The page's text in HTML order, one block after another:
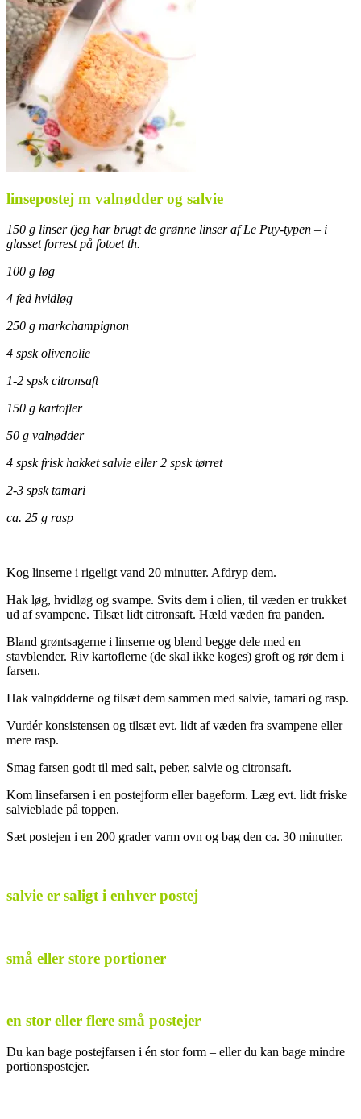
linsepostej m valnødder og salvie
150 g linser (jeg har brugt de grønne linser af Le Puy-typen – i
glasset forrest på fotoet th.
100 g løg
4 fed hvidløg
250 g markchampignon
4 spsk olivenolie
1-2 spsk citronsaft
150 g kartofler
50 g valnødder
4 spsk frisk hakket salvie eller 2 spsk tørret
2-3 spsk tamari
ca. 25 g rasp
Kog linserne i rigeligt vand 20 minutter. Afdryp dem.
Hak løg, hvidløg og svampe. Svits dem i olien, til væden er trukket
ud af svampene. Tilsæt lidt citronsaft. Hæld væden fra panden.
Bland grøntsagerne i linserne og blend begge dele med en
stavblender. Riv kartoflerne (de skal ikke koges) groft og rør dem i
farsen.
Hak valnødderne og tilsæt dem sammen med salvie, tamari og rasp.
Vurdér konsistensen og tilsæt evt. lidt af væden fra svampene eller
mere rasp.
Smag farsen godt til med salt, peber, salvie og citronsaft.
Kom linsefarsen i en postejform eller bageform. Læg evt. lidt friske
salvieblade på toppen.
Sæt postejen i en 200 grader varm ovn og bag den ca. 30 minutter.
salvie er saligt i enhver postej
små eller store portioner
en stor eller flere små postejer
Du kan bage postejfarsen i én stor form – eller du kan bage mindre
portionspostejer.